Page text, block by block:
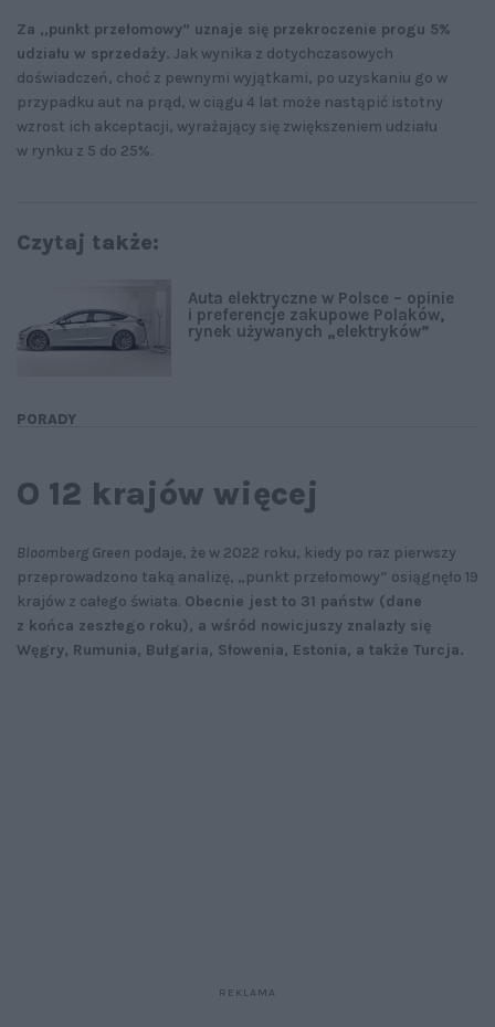
Za „punkt przełomowy” uznaje się przekroczenie progu 5%
udziału w sprzedaży. Jak wynika z dotychczasowych
doświadczeń, choć z pewnymi wyjątkami, po uzyskaniu go w
przypadku aut na prąd, w ciągu 4 lat może nastąpić istotny
wzrost ich akceptacji, wyrażający się zwiększeniem udziału
w rynku z 5 do 25%.
Czytaj także:
PORADY
Auta elektryczne w Polsce – opinie
i preferencje zakupowe Polaków,
rynek używanych „elektryków”
O 12 krajów więcej
Bloomberg Green podaje, że w 2022 roku, kiedy po raz pierwszy
przeprowadzono taką analizę, „punkt przełomowy” osiągnęło 19
krajów z całego świata. Obecnie jest to 31 państw (dane
z końca zeszłego roku), a wśród nowicjuszy znalazły się
Węgry, Rumunia, Bułgaria, Słowenia, Estonia, a także Turcja.